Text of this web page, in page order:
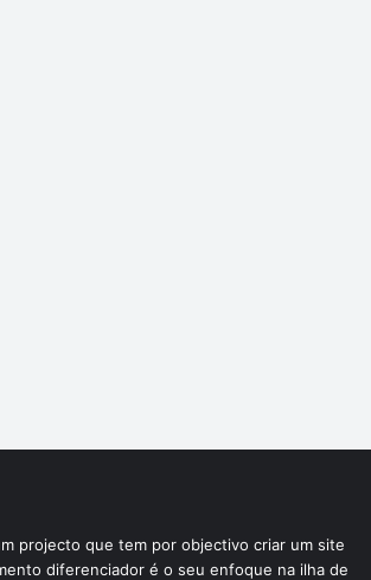
projecto que tem por objectivo criar um site
diferenciador é o seu enfoque na ilha de